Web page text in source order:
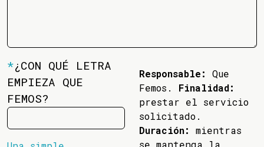
*¿CON QUÉ LETRA
EMPIEZA QUE
FEMOS?
Responsable:
Que
Femos. Finalidad:
prestar el servicio
solicitado.
Duración:
mientras
se mantenga la